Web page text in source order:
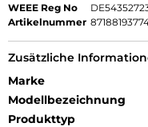
WEEE Reg No
Artikelnummer
Zusätzliche
Marke
Modellbezeichnung
Produkttyp